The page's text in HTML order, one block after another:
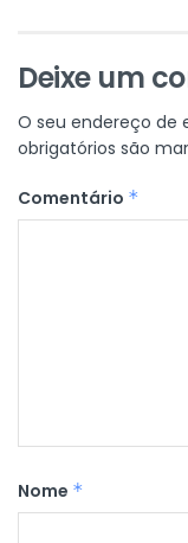
Deixe um
O seu endereço de
obrigatórios são
Comentário *
Nome *